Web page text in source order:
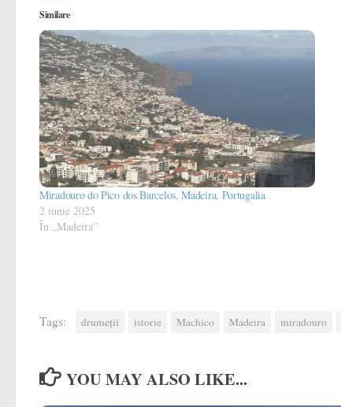
Similare
Miradouro do Pico dos Barcelos, Madeira, Portugalia
2 iunie 2025
În „Madeira”
Tags: drumeții istorie Machico Madeira miradouro
YOU MAY ALSO LIKE...